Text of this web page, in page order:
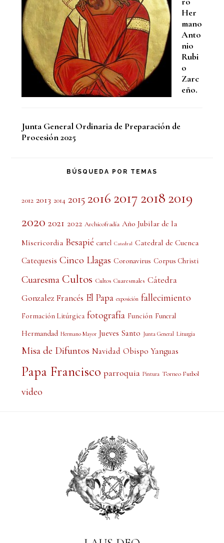
Her
mano
Anto
nio
Rubi
o
Zarc
eño.
Junta General Ordinaria de Preparación de
Procesión 2025
BÚSQUEDA POR TEMAS
2012 2013 2014 2015 2016 2017 2018 2019
2020 2021 2022 Archicofradía Año Jubilar de la
Misericordia Besapié cartel Catedral Catedral de Cuenca
Catequesis Cinco Llagas Coronavirus Corpus Christi
Cuaresma Cultos Cultos Cuaresmales Cátedra
Gonzalez Francés El Papa exposición fallecimiento
Formación Litúrgica fotografía Función Funeral
Hermandad Hermano Mayor Jueves Santo Junta General Liturgia
Misa de Difuntos Navidad Obispo Yanguas
Papa Francisco parroquia Pintura Torneo Futbol
video